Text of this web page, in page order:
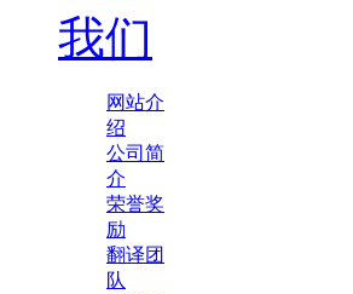
我们
网站介
绍
公司简
介
荣誉奖
励
翻译团
队